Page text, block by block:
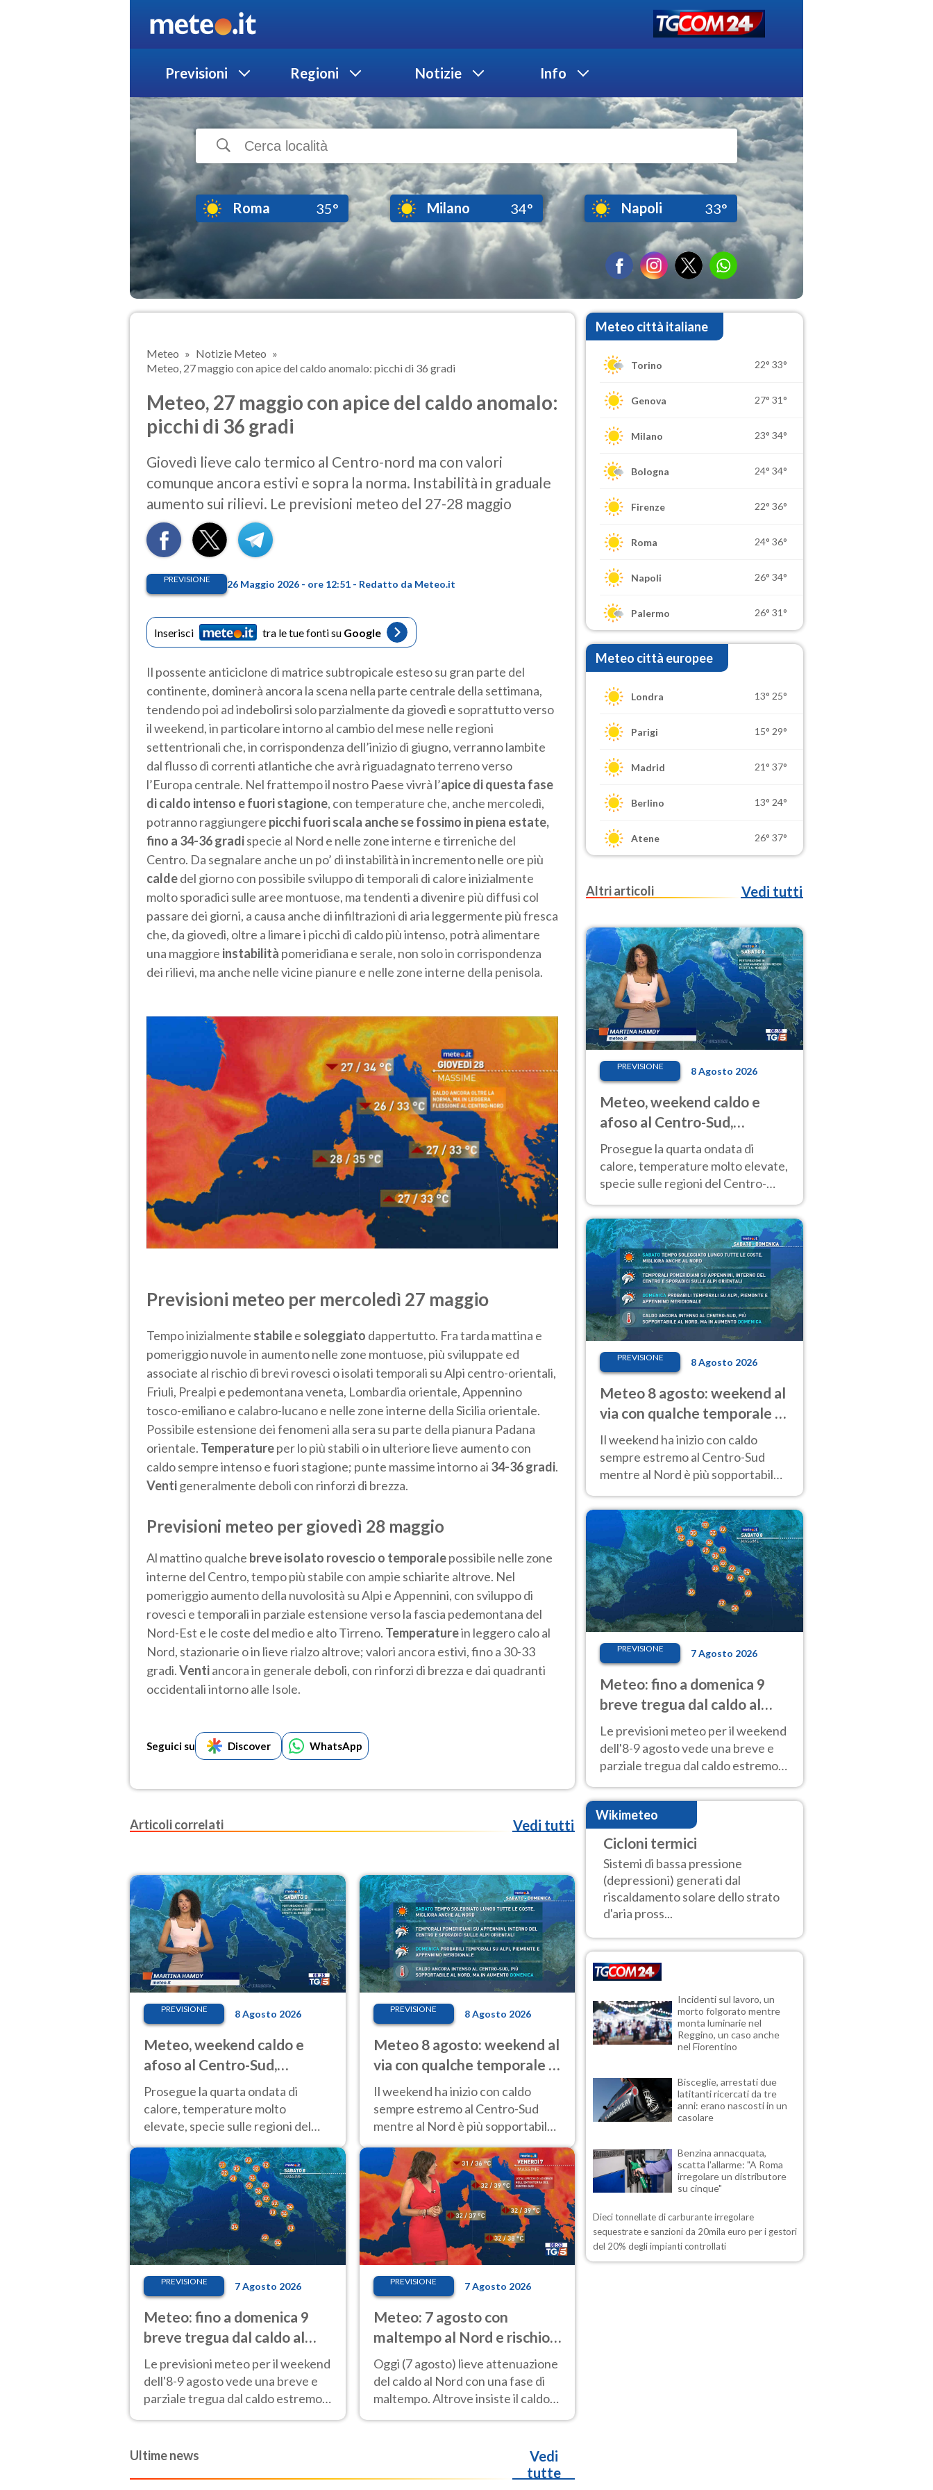
Previsioni Regioni Notizie Info
Roma 35° Milano 34° Napoli 33°
Meteo
Notizie Meteo
Meteo, 27 maggio con apice del caldo anomalo: picchi di 36 gradi
Meteo, 27 maggio con apice del caldo anomalo:
picchi di 36 gradi
Giovedì lieve calo termico al Centro-nord ma con valori
comunque ancora estivi e sopra la norma. Instabilità in graduale
aumento sui rilievi. Le previsioni meteo del 27-28 maggio
PREVISIONE 26 Maggio 2026 - ore 12:51 - Redatto da Meteo.it
Inserisci tra le tue fonti su Google
Il possente anticiclone di matrice subtropicale esteso su gran parte del
continente, dominerà ancora la scena nella parte centrale della settimana,
tendendo poi ad indebolirsi solo parzialmente da giovedì e soprattutto verso
il weekend, in particolare intorno al cambio del mese nelle regioni
settentrionali che, in corrispondenza dell’inizio di giugno, verranno lambite
dal flusso di correnti atlantiche che avrà riguadagnato terreno verso
l’Europa centrale. Nel frattempo il nostro Paese vivrà l’apice di questa fase
di caldo intenso e fuori stagione, con temperature che, anche mercoledì,
potranno raggiungere picchi fuori scala anche se fossimo in piena estate,
fino a 34-36 gradispecie al Nord e nelle zone interne e tirreniche del
Centro. Da segnalare anche un po’ di instabilità in incremento nelle ore più
caldedel giorno con possibile sviluppo di temporali di calore inizialmente
molto sporadici sulle aree montuose, ma tendenti a divenire più diffusi col
passare dei giorni, a causa anche di infiltrazioni di aria leggermente più fresca
che, da giovedì, oltre a limare i picchi di caldo più intenso, potrà alimentare
una maggiore instabilità pomeridiana e serale, non solo in corrispondenza
dei rilievi, ma anche nelle vicine pianure e nelle zone interne della penisola.
Previsioni meteo per mercoledì 27 maggio
Tempo inizialmente stabilee soleggiato dappertutto. Fra tarda mattina e
pomeriggio nuvole in aumento nelle zone montuose, più sviluppate ed
associate al rischio di brevi rovesci o isolati temporali su Alpi centro-orientali,
Friuli, Prealpi e pedemontana veneta, Lombardia orientale, Appennino
tosco-emiliano e calabro-lucano e nelle zone interne della Sicilia orientale.
Possibile estensione dei fenomeni alla sera su parte della pianura Padana
orientale. Temperatureper lo più stabili o in ulteriore lieve aumento con
caldo sempre intenso e fuori stagione; punte massime intorno ai 34-36 gradi.
Ventigeneralmente deboli con rinforzi di brezza.
Previsioni meteo per giovedì 28 maggio
Al mattino qualche breve isolato rovescio o temporalepossibile nelle zone
interne del Centro, tempo più stabile con ampie schiarite altrove. Nel
pomeriggio aumento della nuvolosità su Alpi e Appennini, con sviluppo di
rovesci e temporali in parziale estensione verso la fascia pedemontana del
Nord-Est e le coste del medio e alto Tirreno. Temperaturein leggero calo al
Nord, stazionarie o in lieve rialzo altrove; valori ancora estivi, fino a 30-33
gradi.Ventiancora in generale deboli, con rinforzi di brezza e dai quadranti
occidentali intorno alle Isole.
Seguici su Discover WhatsApp
Articoli correlati Vedi tutti
PREVISIONE 8 Agosto 2026
Meteo, weekend caldo e
afoso al Centro-Sud,
temporali sui rilievi
Prosegue la quarta ondata di
calore, temperature molto
elevate, specie sulle regioni del
Centro-Sud. Nuovi temporali di
calore sulle aree montuose
PREVISIONE 8 Agosto 2026
Meteo 8 agosto: weekend al
via con qualche temporale e
caldo estremo al Centro-Sud
Il weekend ha inizio con caldo
sempre estremo al Centro-Sud
mentre al Nord è più sopportabile
fino a domenica 9. Temporali di
calore sui rilievi.
PREVISIONE 7 Agosto 2026
Meteo: fino a domenica 9
breve tregua dal caldo al
Nord! Altrove calura e afa
Le previsioni meteo per il weekend
dell'8-9 agosto vede una breve e
parziale tregua dal caldo estremo
PREVISIONE 7 Agosto 2026
Meteo: 7 agosto con
maltempo al Nord e rischio
nubifragi. Altrove caldo
estremo
Oggi (7 agosto) lieve attenuazione
del caldo al Nord con una fase di
maltempo. Altrove insiste il caldo
Ultime news
Vedi
tutte
Meteo città italiane
Torino 22° 33°
Genova 27° 31°
Milano 23° 34°
Bologna 24° 34°
Firenze 22° 36°
Roma 24° 36°
Napoli 26° 34°
Palermo 26° 31°
Meteo città europee
Londra 13° 25°
Parigi 15° 29°
Madrid 21° 37°
Berlino 13° 24°
Atene 26° 37°
Altri articoli Vedi tutti
PREVISIONE 8 Agosto 2026
Meteo, weekend caldo e
afoso al Centro-Sud,
temporali sui rilievi
Prosegue la quarta ondata di
calore, temperature molto elevate,
specie sulle regioni del Centro-
aree montuose
PREVISIONE 8 Agosto 2026
Meteo 8 agosto: weekend al
via con qualche temporale e
caldo estremo al Centro-Sud
Il weekend ha inizio con caldo
sempre estremo al Centro-Sud
mentre al Nord è più sopportabile
calore sui rilievi.
PREVISIONE 7 Agosto 2026
Meteo: fino a domenica 9
breve tregua dal caldo al
Nord! Altrove calura e afa
Le previsioni meteo per il weekend
dell'8-9 agosto vede una breve e
parziale tregua dal caldo estremo
40 gradi.
Wikimeteo
Cicloni termici
Sistemi di bassa pressione
(depressioni) generati dal
riscaldamento solare dello strato
d'aria pross...
Incidenti sul lavoro, un
morto folgorato mentre
monta luminarie nel
Reggino, un caso anche
nel Fiorentino
Bisceglie, arrestati due
latitanti ricercati da tre
anni: erano nascosti in un
casolare
Benzina annacquata,
scatta l'allarme: "A Roma
irregolare un distributore
su cinque"
Dieci tonnellate di carburante irregolare
sequestrate e sanzioni da 20mila euro per i gestori
del 20% degli impianti controllati